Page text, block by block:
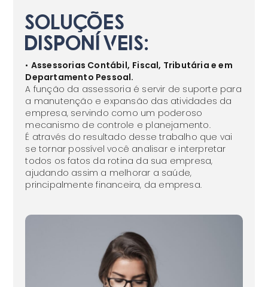
Soluções
disponíveis:
• Assessorias Contábil, Fiscal, Tributária e em
Departamento Pessoal.
A função da assessoria é servir de suporte para
a manutenção e expansão das atividades da
empresa, servindo como um poderoso
mecanismo de controle e planejamento.
É através do resultado desse trabalho que vai
se tornar possível você analisar e interpretar
todos os fatos da rotina da sua empresa,
ajudando assim a melhorar a saúde,
principalmente financeira, da empresa.